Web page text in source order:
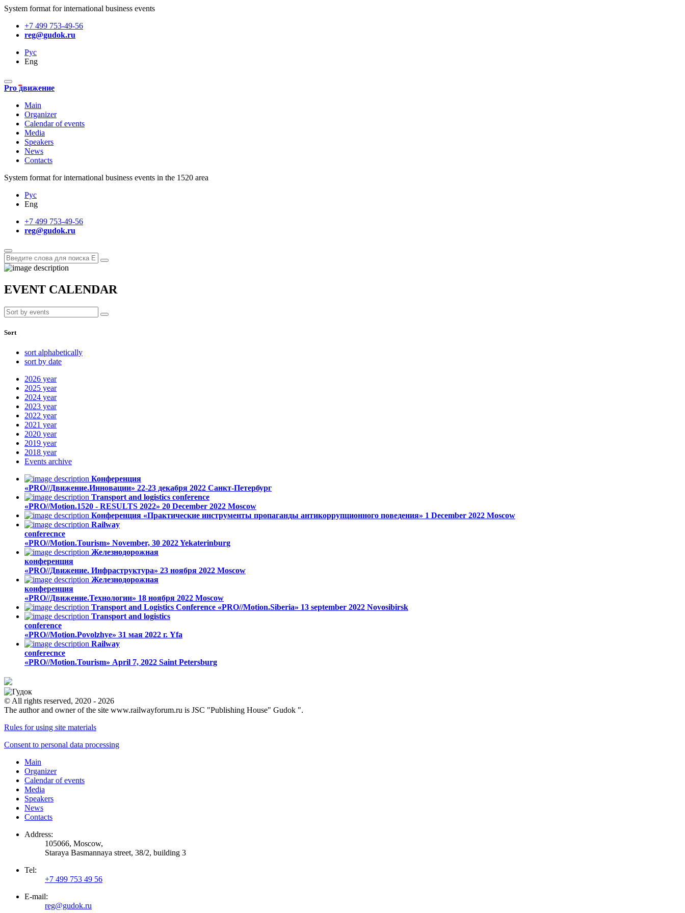
System format for international business events
+7 499 753-49-56
reg@gudok.ru
Рус
Eng
Pro движение
Main
Organizer
Calendar of events
Media
Speakers
News
Contacts
System format for international business events in the 1520 area
Рус
Eng
+7 499 753-49-56
reg@gudok.ru
EVENT CALENDAR
Sort
sort alphabetically
sort by date
2026 year
2025 year
2024 year
2023 year
2022 year
2021 year
2020 year
2019 year
2018 year
Events archive
Конференция
«PRO//Движение.Инновации» 22-23 декабря 2022 Санкт-Петербург
Transport and logistics conference
«PRO//Motion.1520 - RESULTS 2022» 20 December 2022 Moscow
Конференция «Практические инструменты пропаганды антикоррупционного поведения» 1 December 2022 Moscow
Railway
conferecnce
«PRO//Motion.Tourism» November, 30 2022Yekaterinburg
Железнодорожная
конференция
«PRO//Движение. Инфраструктура» 23 ноября 2022 Moscow
Железнодорожная
конференция
«PRO//Движение.Технологии» 18 ноября 2022 Moscow
Transport and Logistics Conference «PRO//Motion.Siberia» 13 september 2022 Novosibirsk
Transport and logistics
conference
«PRO//Motion.Povolzhye» 31 мая 2022 г. Yfa
Railway
conferecnce
«PRO//Motion.Tourism» April 7, 2022 Saint Petersburg
© All rights reserved, 2020 - 2026
The author and owner of the site www.railwayforum.ru is JSC "Publishing House" Gudok ".
Rules for using site materials
Consent to personal data processing
Main
Organizer
Calendar of events
Media
Speakers
News
Contacts
Address:
105066, Moscow,
Staraya Basmannaya street, 38/2, building 3
Tel:
+7 499 753 49 56
E-mail:
reg@gudok.ru